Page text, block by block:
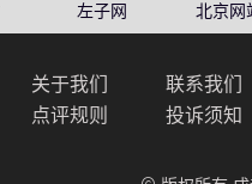
左子网 北京网
关于我们 联系我们
点评规则
投诉须知